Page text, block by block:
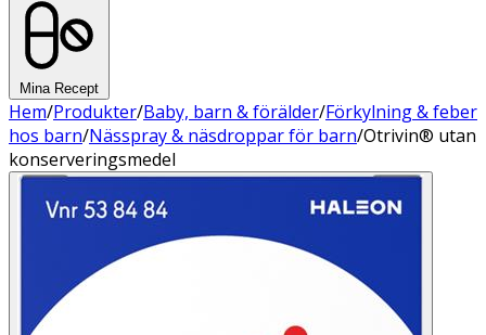
Mina Recept
Hem/Produkter/Baby, barn & förälder/Förkylning & feber
hos barn/Nässpray & näsdroppar för barn/Otrivin® utan
konserveringsmedel